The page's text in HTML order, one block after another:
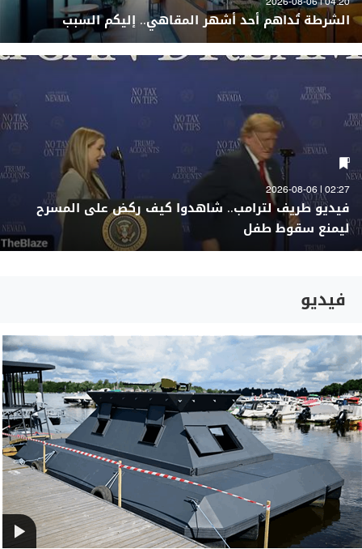
04:20 | 2026-08-06
الشرطة تُداهم أحد أشهر المقاهي.. إليكم السبب
02:27 | 2026-08-06
فيديو طريف لترامب.. شاهدوا كيف ركض على المسرح
ليمنع سقوط طفل
فيديو